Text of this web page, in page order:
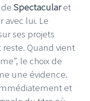
Spectacularet
avec lui. Le
ses projets
Quand vient
, le choix de
une évidence.
et